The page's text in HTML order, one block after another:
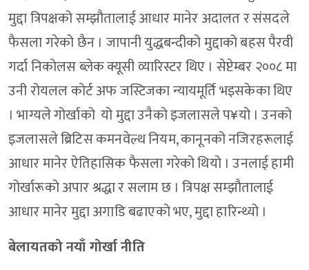
मुद्दा त्रिपक्षको सम्झौतालाई आधार मानेर अदालत र संसदले
फैसला गरेको छैन । जापानी युद्धबन्दीको मुद्दाको बहस पैरवी
गर्दा निकोलस ब्लेक क्यूसी व्यारिस्टर थिए । सेप्टेम्बर २००८ मा
उनी रोयलल कोर्ट अफ जस्टिजका न्यायमूर्ति भइसकेका थिए
। भाग्यले गोर्खाको यो मुद्दा उनैको इजलासले प¥यो । उनको
इजलासले ब्रिटिस कमनवेल्थ नियम, कानूनको नजिरहरूलाई
आधार मानेर ऐतिहासिक फैसला गरेको थियो । उनलाई हामी
गोर्खारूको अपार श्रद्धा र सलाम छ । त्रिपक्ष सम्झौतालाई
आधार मानेर मुद्दा अगाडि बढाएको भए, मुद्दा हारिन्थ्यो ।
बेलायतको नयाँ गोर्खा नीति